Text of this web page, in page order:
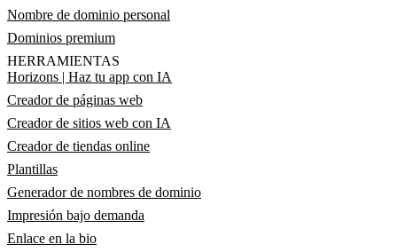
Nombre de dominio personal
Dominios premium
HERRAMIENTAS
Horizons | Haz tu app con IA
Creador de páginas web
Creador de sitios web con IA
Creador de tiendas online
Plantillas
Generador de nombres de dominio
Impresión bajo demanda
Enlace en la bio